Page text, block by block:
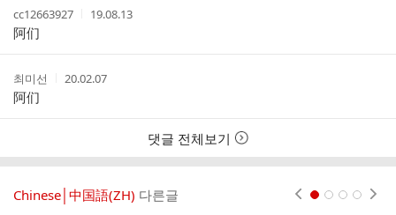
작
성
자
cc12663927
작
간
19.08.13
阿们
작
성
자
최미선
작
간
20.02.07
阿们
댓글 전체보기
Chinese│中国語(ZH) 다른글